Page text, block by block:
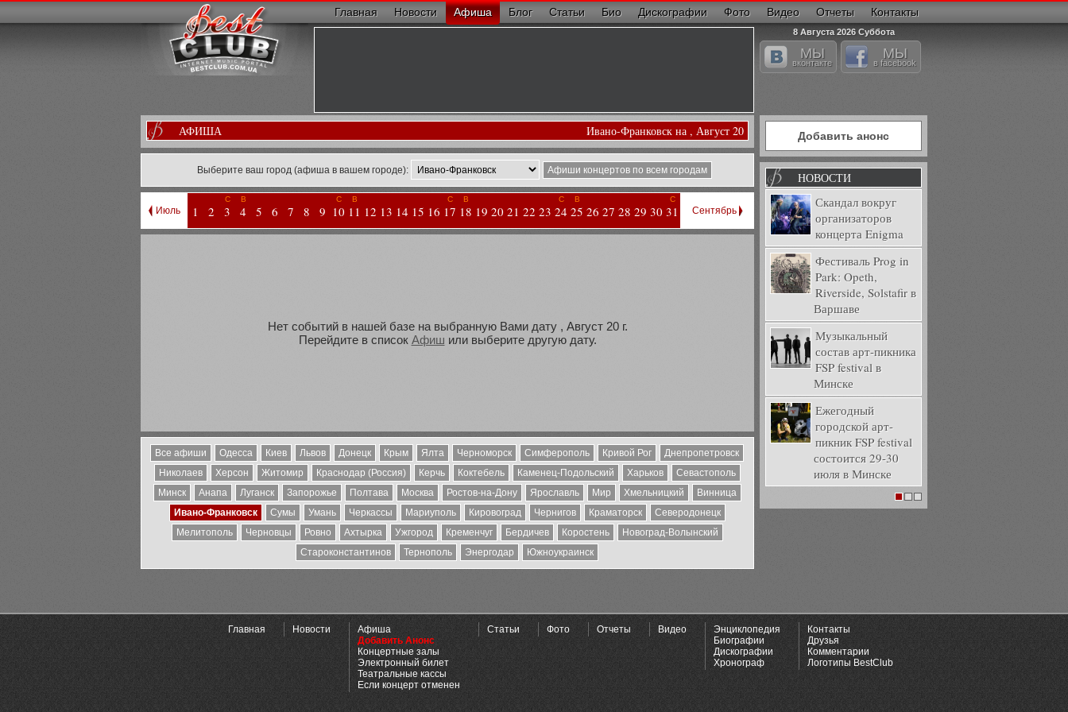
Главная Новости Афиша Блог Статьи Био Дискографии Фото Видео Отчеты Контакты
8 Августа 2026 Суббота
МЫ
вконтакте
МЫ
в facebook
АФИША Ивано-Франковск на , Август 20
Выберите ваш город (афиша в вашем городе): Афиши концертов по всем городам
Июль 1 2
С
3
В
4 5 6 7 8 9
С
10
В
11 12 13 14 15 16
С
17
В
18 19 20 21 22 23
С
24
В
25 26 27 28 29 30
С
31 Сентябрь
Нет событий в нашей базе на выбранную Вами дату , Август 20 г.
Перейдите в список Афиш или выберите другую дату.
Все афиши Одесса Киев Львов Донецк Крым Ялта Черноморск Симферополь Кривой Рог
Днепропетровск
Николаев
Херсон Житомир Краснодар (Россия) Керчь Коктебель Каменец-Подольский Харьков
Севастополь
Минск
Анапа Луганск Запорожье Полтава Москва Ростов-на-Дону Ярославль Мир Хмельницкий
Винница
Ивано-Франковск
Сумы Умань Черкассы Мариуполь Кировоград Чернигов Краматорск
Северодонецк
Мелитополь
Черновцы Ровно Ахтырка Ужгород Кременчуг Бердичев Коростень
Новоград-Волынский
Староконстантинов
Тернополь Энергодар Южноукраинск
Добавить анонс
НОВОСТИ
Скандал вокруг
организаторов
концерта Enigma
Фестиваль Prog in
Park: Opeth,
Riverside, Solstafir в
Варшаве
Музыкальный
состав арт-пикника
FSP festival в
Минске
Ежегодный
городской арт-
пикник FSP festival
состоится 29-30
июля в Минске
Главная Новости
Афиша
Добавить Анонс
Концертные залы
Электронный билет
Театральные кассы
Если концерт отменен
Статьи Фото Отчеты Видео
Энциклопедия
Биографии
Дискографии
Хронограф
Контакты
Друзья
Комментарии
Логотипы BestClub